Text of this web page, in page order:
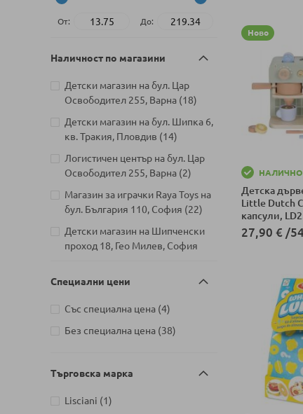
Ново
НАЛИЧНО
Детска
Little Dutch
капсули,
27,90 € /
От: До:
Наличност по магазини
Детски магазин на бул. Цар
Освободител 255, Варна 18
артикули
Детски магазин на бул. Шипка 6,
кв. Тракия, Пловдив
14
артикули
Логистичен център на бул. Цар
Освободител 255, Варна 2
артикули
Магазин за играчки Raya Toys на
бул. България 110, София
22
артикули
Детски магазин на Шипченски
проход 18, Гео Милев, София
Детски магазин на бул. Черни
Йерусалим, бл. 47В, жк. Младост
Детски магазин на ул.
Търговище
Специални цени
Със специална цена 4
артикули
Без специална цена 38
артикули
Търговска марка
Lisciani 1
артикул